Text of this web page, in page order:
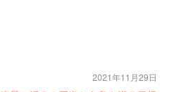
2021年11月29日